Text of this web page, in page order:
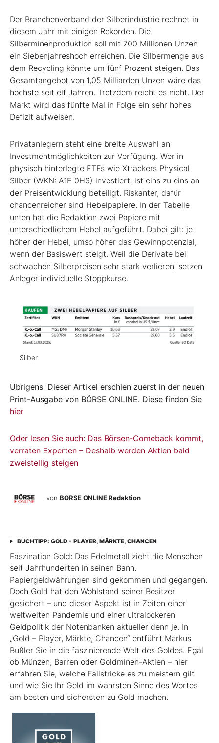
Der Branchenverband der Silberindustrie rechnet in
diesem Jahr mit einigen Rekorden. Die
Silberminenproduktion soll mit 700 Millionen Unzen
ein Siebenjahreshoch erreichen. Die Silbermenge aus
dem Recycling könnte um fünf Prozent steigen. Das
Gesamtangebot von 1,05 Milliarden Unzen wäre das
höchste seit elf Jahren. Trotzdem reicht es nicht. Der
Markt wird das fünfte Mal in Folge ein sehr hohes
Defizit aufweisen.
Privatanlegern steht eine breite Auswahl an
Investmentmöglichkeiten zur Verfügung. Wer in
physisch hinterlegte ETFs wie Xtrackers Physical
Silber (WKN: A1E 0HS) investiert, ist eins zu eins an
der Preisentwicklung beteiligt. Riskanter, dafür
chancenreicher sind Hebelpapiere. In der Tabelle
unten hat die Redaktion zwei Papiere mit
unterschiedlichem Hebel aufgeführt. Dabei gilt: je
höher der Hebel, umso höher das Gewinnpotenzial,
wenn der Basiswert steigt. Weil die Derivate bei
schwachen Silberpreisen sehr stark verlieren, setzen
Anleger individuelle Stoppkurse.
Silber
Übrigens: Dieser Artikel erschien zuerst in der neuen
Print-Ausgabe von BÖRSE ONLINE. Diese finden Sie
hier
Oder lesen Sie auch: Das Börsen-Comeback kommt,
verraten Experten – Deshalb werden Aktien bald
zweistellig steigen
von BÖRSE ONLINE Redaktion
BUCHTIPP: GOLD - PLAYER, MÄRKTE, CHANCEN
Faszination Gold: Das Edelmetall zieht die Menschen
seit Jahrhunderten in seinen Bann.
Papiergeldwährungen sind gekommen und gegangen.
Doch Gold hat den Wohlstand seiner Besitzer
gesichert – und dieser Aspekt ist in Zeiten einer
weltweiten Pandemie und einer ultra­lockeren
Geldpolitik der Notenbanken aktueller denn je. In
„Gold – Player, Märkte, Chancen“ entführt Markus
Bußler Sie in die faszinierende Welt des Goldes. Egal
ob Münzen, Barren oder Goldminen-Aktien – hier
erfahren Sie, welche Fallstricke es zu ­meistern gilt
und wie Sie Ihr Geld im wahrsten Sinne des Wortes
am besten und sichersten zu Gold machen.